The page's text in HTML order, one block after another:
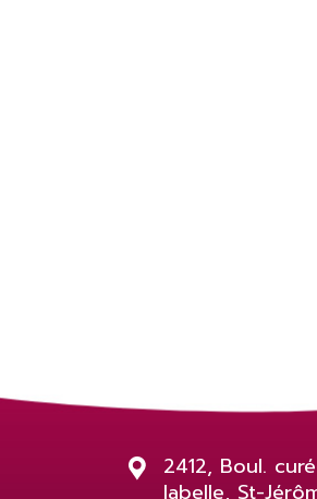
2412, Boul.
labelle, St-